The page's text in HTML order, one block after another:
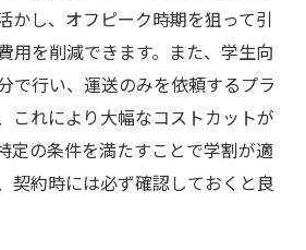
かし、オフピーク時期を狙って引
用を削減できます。また、学生向
で行い、運送のみを依頼するプラ
これにより大幅なコストカットが
定の条件を満たすことで学割が適
契約時には必ず確認しておくと良